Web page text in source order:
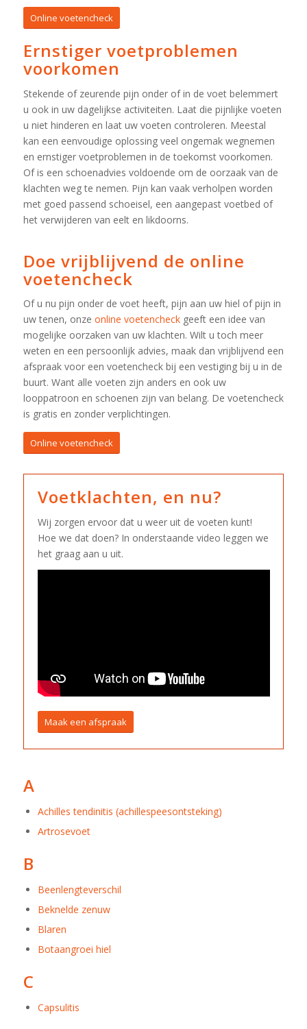
Online voetencheck
Ernstiger voetproblemen
voorkomen
Stekende of zeurende pijn onder of in de voet belemmert
u ook in uw dagelijkse activiteiten. Laat die pijnlijke voeten
u niet hinderen en laat uw voeten controleren. Meestal
kan een eenvoudige oplossing veel ongemak wegnemen
en ernstiger voetproblemen in de toekomst voorkomen.
Of is een schoenadvies voldoende om de oorzaak van de
klachten weg te nemen. Pijn kan vaak verholpen worden
met goed passend schoeisel, een aangepast voetbed of
het verwijderen van eelt en likdoorns.
Doe vrijblijvend de online
voetencheck
Of u nu pijn onder de voet heeft, pijn aan uw hiel of pijn in
uw tenen, onze online voetencheckgeeft een idee van
mogelijke oorzaken van uw klachten. Wilt u toch meer
weten en een persoonlijk advies, maak dan vrijblijvend een
afspraak voor een voetencheck bij een vestiging bij u in de
buurt. Want alle voeten zijn anders en ook uw
looppatroon en schoenen zijn van belang. De voetencheck
is gratis en zonder verplichtingen.
Online voetencheck
Voetklachten, en nu?
Wij zorgen ervoor dat u weer uit de voeten kunt!
Hoe we dat doen? In onderstaande video leggen we
het graag aan u uit.
Maak een afspraak
A
Achilles tendinitis (achillespeesontsteking)
Artrosevoet
B
Beenlengteverschil
Beknelde zenuw
Blaren
Botaangroei hiel
C
Capsulitis